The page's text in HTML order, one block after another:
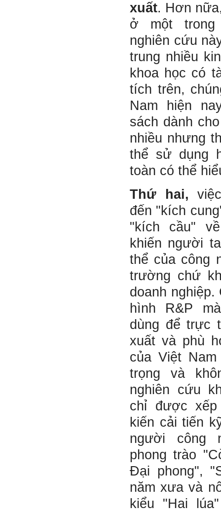
xuất. Hơn
ở một
nghiên cứu
trung nhiều
khoa học có
tích trên,
Nam hiện
sách dành
nhiều nhưng
thể sử dụng
toàn có thể
Thứ hai,
đến "kích
"kích cầu"
khiến người
thể của công
trường chứ
doanh
hình R&P
dùng để trực
xuất và phù
của Việt
trọng và
nghiên cứu
chỉ được
kiến cải tiến
người công
phong trào
Đại phong",
năm xưa và
kiểu "Hai